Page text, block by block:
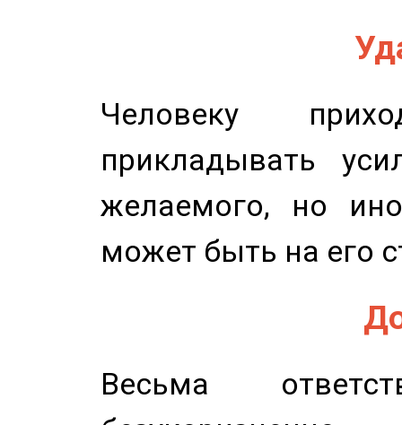
Человеку
прикладывать
желаемого, но
может быть на его
Весьма